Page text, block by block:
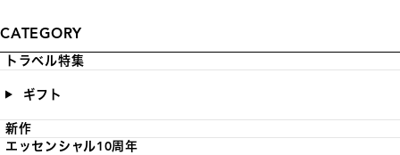
CATEGORY
トラベル特集
ギフト
新作
エッセンシャル10周年